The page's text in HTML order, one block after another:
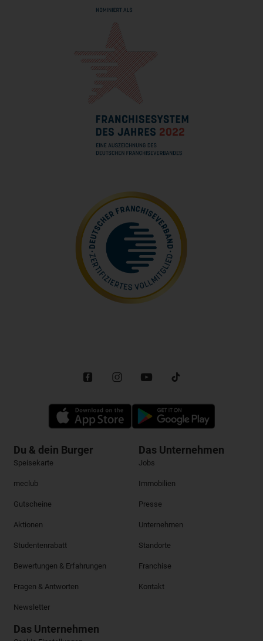
Du & dein Burger
Speisekarte
meclub
Gutscheine
Aktionen
Studentenrabatt
Bewertungen & Erfahrungen
Fragen & Antworten
Newsletter
Das Unternehmen
Jobs
Immobilien
Presse
Unternehmen
Standorte
Franchise
Kontakt
Das Unternehmen